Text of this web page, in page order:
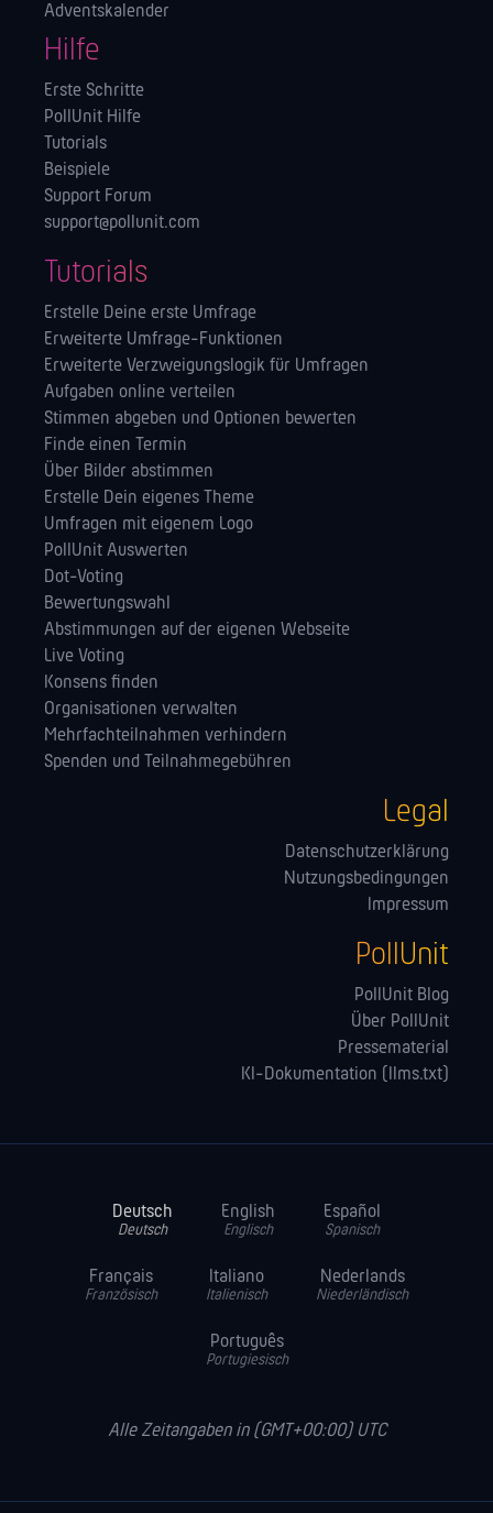
Adventskalender
Hilfe
Erste Schritte
PollUnit Hilfe
Tutorials
Beispiele
Support Forum
support@pollunit.com
Tutorials
Erstelle Deine erste Umfrage
Erweiterte Umfrage-Funktionen
Erweiterte Verzweigungslogik für Umfragen
Aufgaben online verteilen
Stimmen abgeben und Optionen bewerten
Finde einen Termin
Über Bilder abstimmen
Erstelle Dein eigenes Theme
Umfragen mit eigenem Logo
PollUnit Auswerten
Dot-Voting
Bewertungswahl
Abstimmungen auf der eigenen Webseite
Live Voting
Konsens finden
Orga­nisationen verwalten
Mehrfachteilnahmen verhindern
Spenden und Teilnahmegebühren
Legal
Datenschutzerklärung
Nutzungsbedingungen
Impressum
PollUnit
PollUnit Blog
Über PollUnit
Pressematerial
KI-Dokumentation (llms.txt)
Deutsch
Deutsch
English
Englisch
Español
Spanisch
Français
Französisch
Italiano
Italienisch
Nederlands
Niederländisch
Português
Portugiesisch
Alle Zeitangaben in (GMT+00:00) UTC